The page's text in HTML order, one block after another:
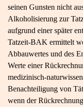
seinen Gunsten nicht
Alkoholisierung zur
aufgrund einer später
Tatzeit-BAK ermittelt
Abbauwertes und des
Werte einer
medizinisch-
Benachteiligung von
wenn der